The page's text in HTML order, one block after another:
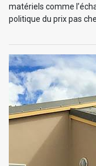
matériels comme
politique du prix pas